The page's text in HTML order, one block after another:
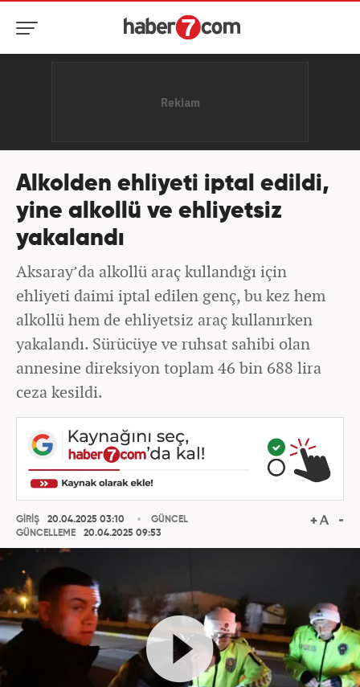
Alkolden ehliyeti iptal edildi,
yine alkollü ve ehliyetsiz
yakalandı
Aksaray’da alkollü araç kullandığı için
ehliyeti daimi iptal edilen genç, bu kez hem
alkollü hem de ehliyetsiz araç kullanırken
yakalandı. Sürücüye ve ruhsat sahibi olan
annesine direksiyon toplam 46 bin 688 lira
ceza kesildi.
GİRİŞ
20.04.2025 03:10
GÜNCELLEME
20.04.2025 09:53
GÜNCEL